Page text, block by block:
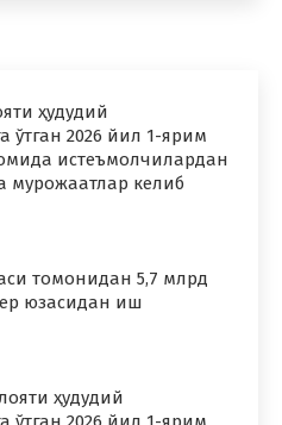
ҳудудий
ўтган 2026 йил 1-ярим
истеъмолчилардан
мурожаатлар келиб
томонидан 5,7 млрд
юзасидан иш
ҳудудий